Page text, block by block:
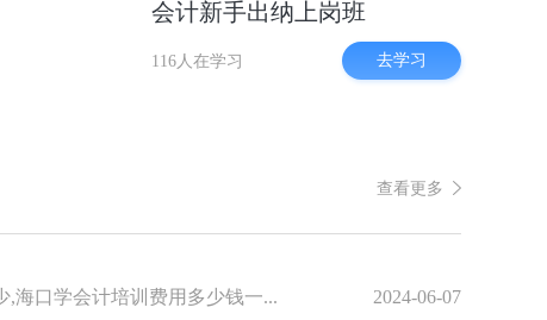
会计新手出纳上岗班
116人在学习 去学习
查看更多
,海口学会计培训费用多少钱一... 2024-06-07